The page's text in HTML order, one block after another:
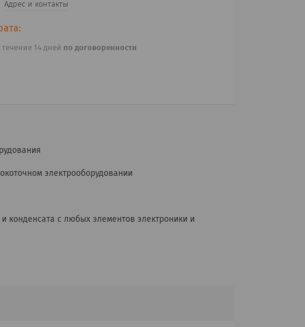
Адрес и контакты
14 дней по договоренности
электрооборудовании
конденсата с любых элементов электроники и